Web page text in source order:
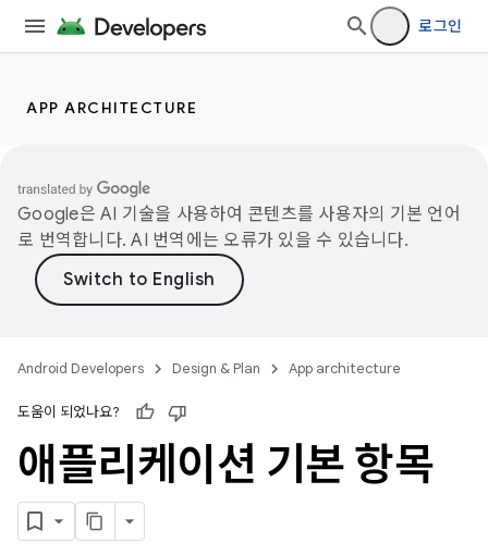
로그인
APP ARCHITECTURE
Google은 AI 기술을 사용하여 콘텐츠를 사용자의 기본 언어
로 번역합니다. AI 번역에는 오류가 있을 수 있습니다.
Android Developers Design & Plan App architecture
도움이 되었나요?
애플리케이션 기본 항목